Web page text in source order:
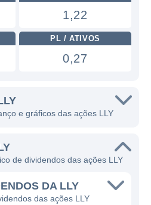
1,22
PL / ATIVOS
0,27
e gráficos das ações LLY
de dividendos das ações LLY
DA LLY
das ações LLY